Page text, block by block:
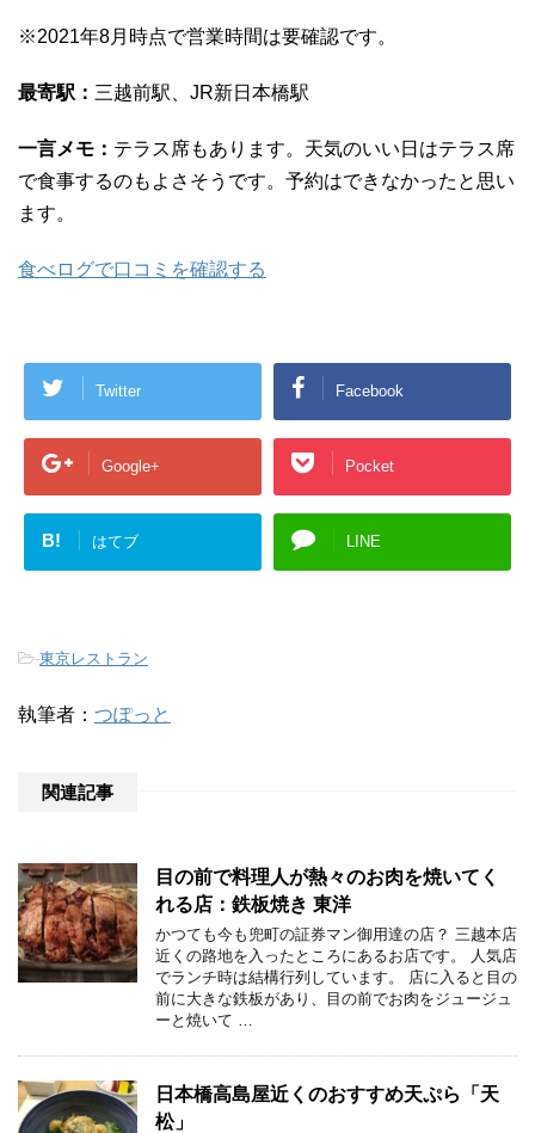
※2021年8月時点で営業時間は要確認です。
最寄駅： 三越前駅、JR新日本橋駅
一言メモ： テラス席もあります。天気のいい日はテラス席
で食事するのもよさそうです。予約はできなかったと思い
ます。
食べログで口コミを確認する
Twitter Facebook
Google+ Pocket
B! はてブ LINE
-東京レストラン
執筆者： つぽっと
関連記事
目の前で料理人が熱々のお肉を焼いてく
れる店：鉄板焼き 東洋
かつても今も兜町の証券マン御用達の店？ 三越本店
近くの路地を入ったところにあるお店です。 人気店
でランチ時は結構行列しています。 店に入ると目の
前に大きな鉄板があり、目の前でお肉をジュージュ
ーと焼いて …
日本橋高島屋近くのおすすめ天ぷら「天
松」